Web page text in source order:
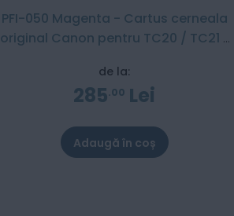
PFI-050 Magenta - Cartus cerneala
original Canon pentru TC20 / TC21 /
de la:
285 00 Lei
Adaugă în coș